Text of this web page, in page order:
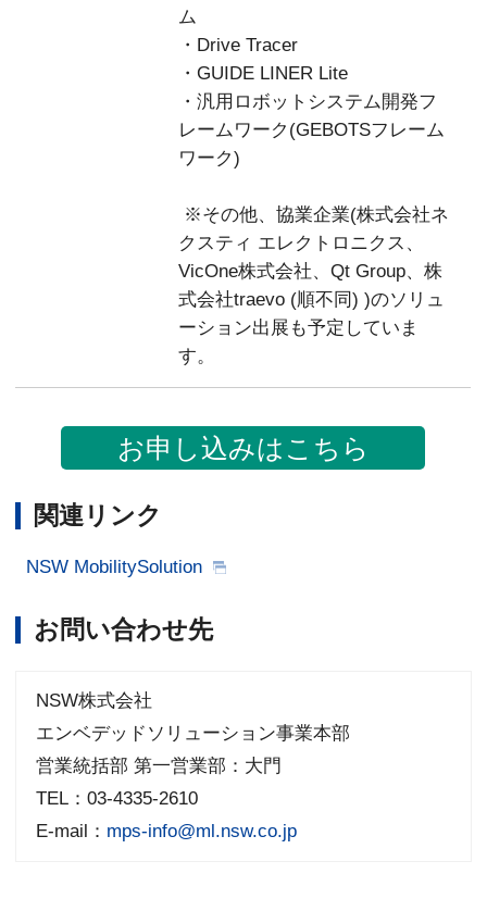
ム
・Drive Tracer
・GUIDE LINER Lite
・汎用ロボットシステム開発フ
レームワーク(GEBOTSフレーム
ワーク)
※その他、協業企業(株式会社ネ
クスティ エレクトロニクス、
VicOne株式会社、Qt Group、株
式会社traevo (順不同) )のソリュ
ーション出展も予定していま
す。
お申し込みはこちら
関連リンク
NSW MobilitySolution
お問い合わせ先
NSW株式会社
エンベデッドソリューション事業本部
営業統括部 第一営業部：大門
TEL：03-4335-2610
E-mail： mps-info@ml.nsw.co.jp